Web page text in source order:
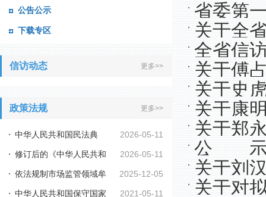
公告公示
下载专区
信访动态 更多>>
政策法规 更多>>
2026-05-11
中华人民共和国民法典
2026-05-11
修订后的《中华人民共和
国行政复议法实施... 2025-12-05
依法规制市场监管领域牟
利性职业投诉举报... 2021-05-11
中华人民共和国保守国家
省委第
关于全
全省信
关于傅
关于史
关于康
关于郑
公
关于刘
关于对